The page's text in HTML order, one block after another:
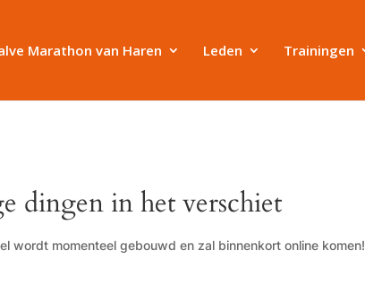
Marathon van Haren Leden Trainingen
dingen in het verschiet
wordt momenteel gebouwd en zal binnenkort online komen!